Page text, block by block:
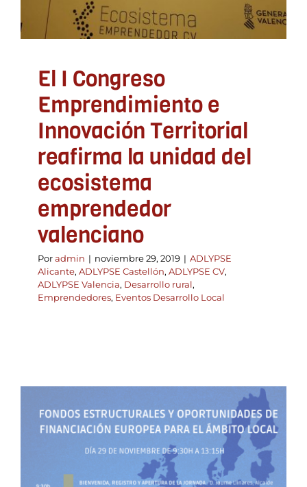
CV ADLYPSE Valencia Desarrollo rural
Emprendedores Eventos Desarrollo Local
El I Congreso
Emprendimiento e
Innovación Territorial
reafirma la unidad del
ecosistema
emprendedor
valenciano
Poradmin | noviembre 29, 2019 | ADLYPSE
Alicante, ADLYPSE Castellón, ADLYPSE CV,
ADLYPSE Valencia, Desarrollo rural,
Emprendedores, Eventos Desarrollo Local